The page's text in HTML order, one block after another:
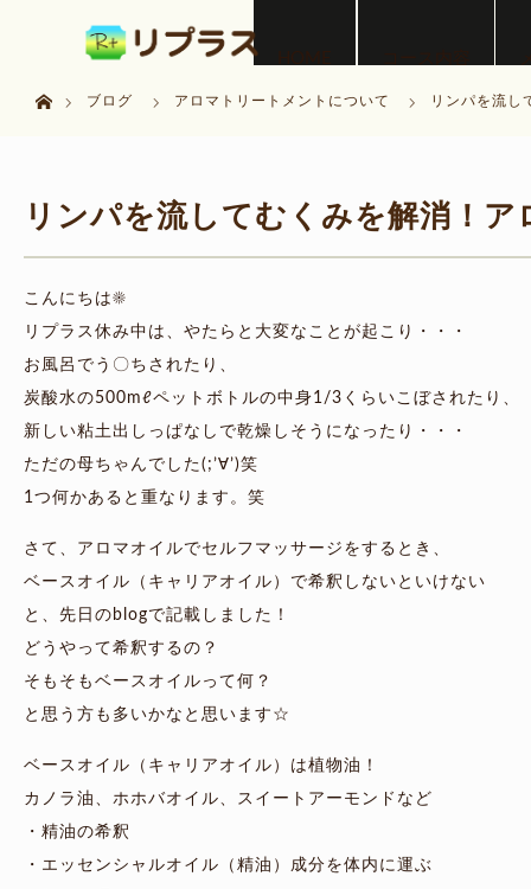
ブログ
アロマトリートメントについて リンパを流し
リンパを流してむくみを解消！ア
こんにちは☀
リプラス休み中は、やたらと大変なことが起こり・・・
お風呂でう〇ちされたり、
炭酸水の500mℓペットボトルの中身1/3くらいこぼされたり、
新しい粘土出しっぱなしで乾燥しそうになったり・・・
ただの母ちゃんでした(;’∀’)笑
1つ何かあると重なります。笑
さて、アロマオイルでセルフマッサージをするとき、
ベースオイル（キャリアオイル）で希釈しないといけない
と、先日のblogで記載しました！
どうやって希釈するの？
そもそもベースオイルって何？
と思う方も多いかなと思います☆
ベースオイル（キャリアオイル）は植物油！
カノラ油、ホホバオイル、スイートアーモンドなど
・精油の希釈
・エッセンシャルオイル（精油）成分を体内に運ぶ